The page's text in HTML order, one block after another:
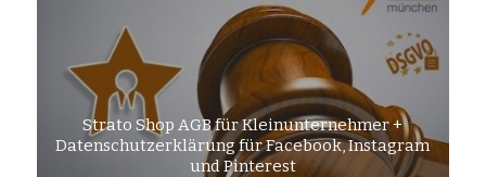
Strato Shop AGB für Kleinunternehmer +
Datenschutzerklärung für Facebook, Instagram
und Pinterest